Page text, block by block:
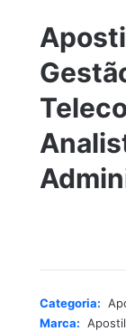
Categoria:
Marca: